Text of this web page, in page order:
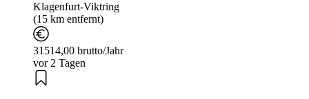
Klagenfurt-Viktring
(15 km entfernt)
31514,00 brutto/Jahr
vor 2 Tagen